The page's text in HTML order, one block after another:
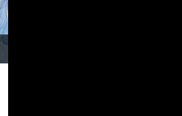
Luke Cage
Драма, Комиксы, Боевик,
Фантастика